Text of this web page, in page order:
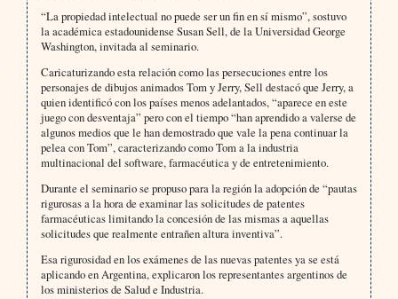
“La propiedad intelectual no puede ser un fin en sí mismo”, sostuvo
la académica estadounidense Susan Sell, de la Universidad George
Washington, invitada al seminario.
Caricaturizando esta relación como las persecuciones entre los
personajes de dibujos animados Tom y Jerry, Sell destacó que Jerry, a
quien identificó con los países menos adelantados, “aparece en este
juego con desventaja” pero con el tiempo “han aprendido a valerse de
algunos medios que le han demostrado que vale la pena continuar la
pelea con Tom”, caracterizando como Tom a la industria
multinacional del software, farmacéutica y de entretenimiento.
Durante el seminario se propuso para la región la adopción de “pautas
rigurosas a la hora de examinar las solicitudes de patentes
farmacéuticas limitando la concesión de las mismas a aquellas
solicitudes que realmente entrañen altura inventiva”.
Esa rigurosidad en los exámenes de las nuevas patentes ya se está
aplicando en Argentina, explicaron los representantes argentinos de
los ministerios de Salud e Industria.